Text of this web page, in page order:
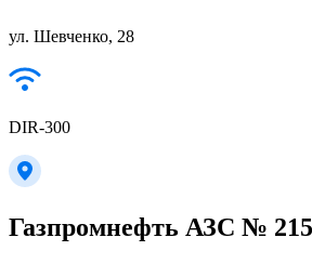
ул. Шевченко, 28
DIR-300
Газпромнефть АЗС № 215